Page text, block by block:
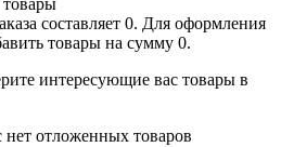
составляет 0. Для оформления
товары на сумму 0.
интересующие вас товары в
отложенных товаров